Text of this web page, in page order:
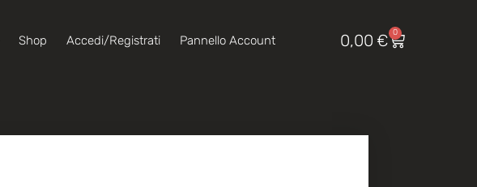
Shop Accedi/Registrati Pannello Account 0,00 € 0